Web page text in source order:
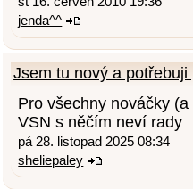
jenda^^
Jsem tu nový a potřebuji
Pro všechny nováčky
VSN s něčím neví rady
pá 28. listopad 2025 08:34
sheliepaley